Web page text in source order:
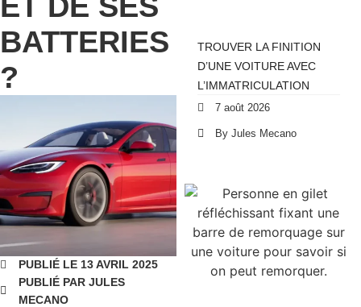
BATTERIES
?
PUBLIÉ LE 13 AVRIL 2025
PUBLIÉ PAR JULES
MECANO
TROUVER LA FINITION
D’UNE VOITURE AVEC
L’IMMATRICULATION
7 août 2026
By Jules Mecano